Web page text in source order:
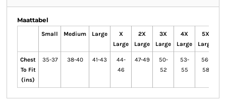
Maattabel
Small Medium Large
X
Large
2X
Large
3X
Large
4X
Large
5X
Large
Chest
To Fit
(ins)
35-37 38-40 41-43
44-
46
47-49
50-
52
53-
55
56-
58